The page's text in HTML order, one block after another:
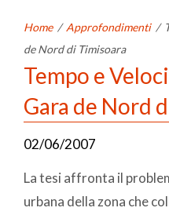
Home / Approfondimenti /
de Nord di Timisoara
Tempo e
Gara de Nord
02/06/2007
La tesi affronta il
urbana della zona che